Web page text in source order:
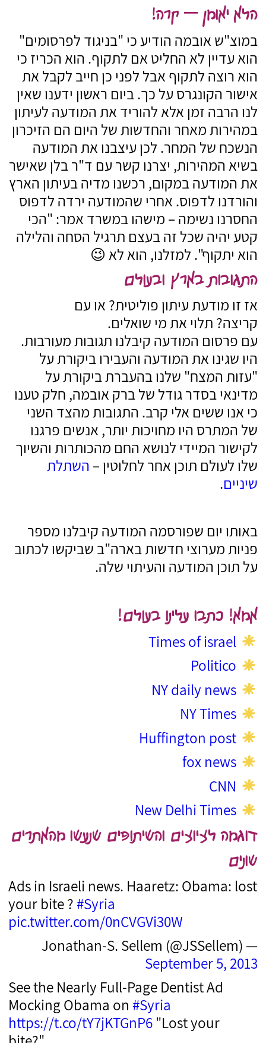
הלא יאומן – קרה!
במוצ"ש אובמה הודיע כי "בניגוד לפרסומים"
הוא עדיין לא החליט אם לתקוף. הוא הכריז כי
הוא רוצה לתקוף אבל לפני כן חייב לקבל את
אישור הקונגרס על כך. ביום ראשון ידענו שאין
לנו הרבה זמן אלא להוריד את המודעה לעיתון
במהירות מאחר והחדשות של היום הם הזיכרון
הנשכח של המחר. לכן עיצבנו את המודעה
בשיא המהירות, יצרנו קשר עם ד"ר בלן שאישר
את המודעה במקום, רכשנו מדיה בעיתון הארץ
והורדנו לדפוס. אחרי שהמודעה ירדה לדפוס
החסרנו נשימה – מישהו במשרד אמר: "הכי
קטע יהיה שכל זה בעצם תרגיל הסחה והלילה
הוא יתקוף". למזלנו, הוא לא 😉
התגובות בארץ ובעולם
אז זו מודעת עיתון פוליטית? או עם
קריצה? תלוי את מי שואלים.
עם פרסום המודעה קיבלנו תגובות מעורבות.
היו שגינו את המודעה והעבירו ביקורת על
"עזות המצח" שלנו בהעברת ביקורת על
מדינאי בסדר גודל של ברק אובמה, חלק טענו
כי אנו ששים אלי קרב. התגובות מהצד השני
של המתרס היו מחויכות יותר, אנשים פרגנו
לקישור המיידי לנושא החם מהכותרות והשיוך
שלו לעולם תוכן אחר לחלוטין – השתלת
שיניים.
באותו יום שפורסמה המודעה קיבלנו מספר
פניות מערוצי חדשות בארה"ב שביקשו לכתוב
על תוכן המודעה והעיתוי שלה.
אמא! כתבו עלינו בעולם!
Times of israel
Politico
NY daily news
NY Times
Huffington post
fox news
CNN
New Delhi Times
דוגמה לציוצים והשיתופים שנעשו מהאתרים
שונים
Ads in Israeli news. Haaretz: Obama: lost
your bite ?#Syria
pic.twitter.com/0nCVGVi30W
— Jonathan-S. Sellem (@JSSellem)
September 5, 2013
See the Nearly Full-Page Dentist Ad
Mocking Obama on#Syria
https://t.co/tY7jKTGnP6 "Lost your